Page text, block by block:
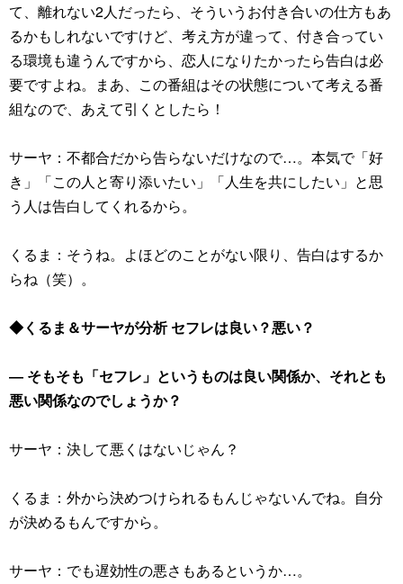
て、離れない2人だったら、そういうお付き合いの仕方もあ
るかもしれないですけど、考え方が違って、付き合ってい
る環境も違うんですから、恋人になりたかったら告白は必
要ですよね。まあ、この番組はその状態について考える番
組なので、あえて引くとしたら！
サーヤ：不都合だから告らないだけなので…。本気で「好
き」「この人と寄り添いたい」「人生を共にしたい」と思
う人は告白してくれるから。
くるま：そうね。よほどのことがない限り、告白はするか
らね（笑）。
◆くるま＆サーヤが分析 セフレは良い？悪い？
― そもそも「セフレ」というものは良い関係か、それとも
悪い関係なのでしょうか？
サーヤ：決して悪くはないじゃん？
くるま：外から決めつけられるもんじゃないんでね。自分
が決めるもんですから。
サーヤ：でも遅効性の悪さもあるというか…。